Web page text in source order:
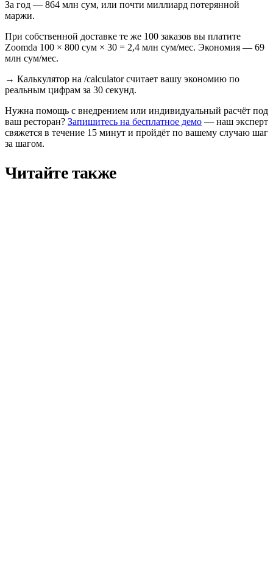
За год — 864 млн сум, или почти миллиард потерянной
маржи.
При собственной доставке те же 100 заказов вы платите
Zoomda 100 × 800 сум × 30 = 2,4 млн сум/мес. Экономия — 69
млн сум/мес.
→ Калькулятор на /calculator считает вашу экономию по
реальным цифрам за 30 секунд.
Нужна помощь с внедрением или индивидуальный расчёт под
ваш ресторан? Запишитесь на бесплатное демо — наш эксперт
свяжется в течение 15 минут и пройдёт по вашему случаю шаг
за шагом.
Читайте также